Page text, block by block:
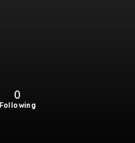
0
Following